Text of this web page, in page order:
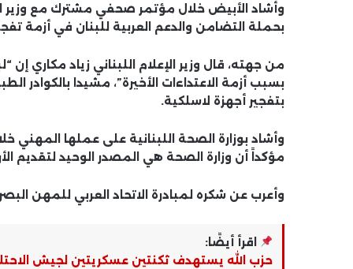
وأشاد الأبيض خلال مؤتمر صحفي مشترك مع وزير
بحملة التضامن والدعم العربية للبنان في أزمة
من جهته، قال وزير الإعلام اللبناني زياد مكاري
بسبب أزمة الاعتداءات الأخيرة”، مشيدا بالكوادر
بتفجير أجهزة لاسلكية.
وأشاد بوزارة الصحة اللبنانية على عملها المهني
مؤكداً أن وزارة الصحة هي المصدر الوحيد لتقديم
وأعرب عن شكره لمبادرة الاتحاد العربي للمهن
اقرأ أيضًا:
حزب الله يستهدف ثكنتين عسكريتين لجيش